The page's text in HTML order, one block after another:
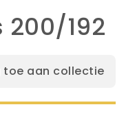
200/192
toe aan collectie